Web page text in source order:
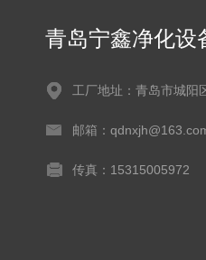
青岛宁鑫净化设
工厂地址：青岛市城阳
邮箱：
传真：15315005972